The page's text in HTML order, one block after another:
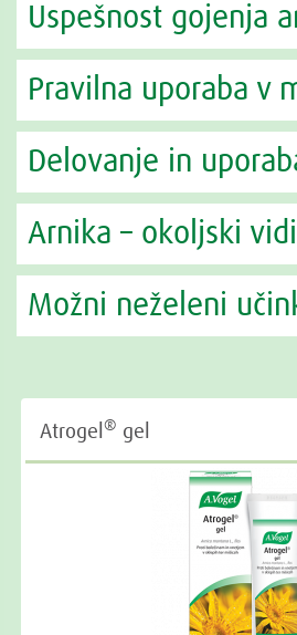
Uspešnost gojenja
Pravilna uporaba v
Delovanje in
Arnika – okoljski
Možni neželeni
Atrogel® gel